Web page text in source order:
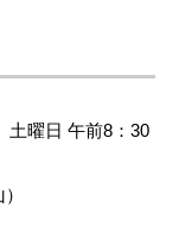
土曜日 午前8：30